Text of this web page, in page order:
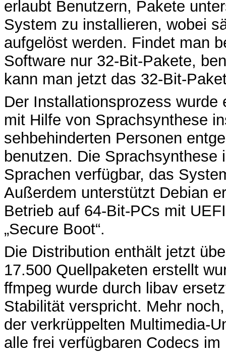
erlaubt Benutzern, Pakete
System zu installieren, wobei
aufgelöst werden. Findet man
Software nur 32-Bit-Pakete,
kann man jetzt das 32-Bit-
Der Installationsprozess
mit Hilfe von Sprachsynthese
sehbehinderten Personen
benutzen. Die
Sprachen verfügbar, das
Außerdem unterstützt Debian
Betrieb auf 64-Bit-PCs mit
„Secure Boot“.
Die Distribution enthält jetzt
17.500 Quellpaketen erstellt
ffmpeg wurde durch libav
Stabilität verspricht. Mehr
der verkrüppelten Multimedia-
alle frei verfügbaren Codecs